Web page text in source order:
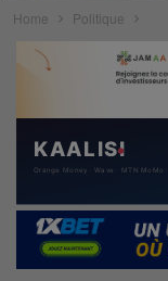
Home Politique